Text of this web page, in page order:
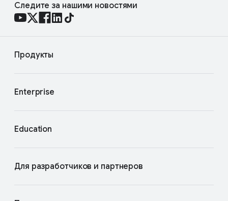
Следите за нашими новостями
Продукты
Enterprise
Education
Для разработчиков и партнеров